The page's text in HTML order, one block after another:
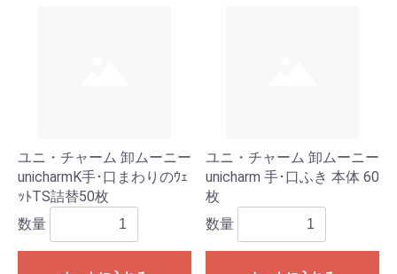
ユニ・チャーム 卸ムーニー
unicharmK手･口まわりのｳｪ
ｯﾄTS詰替50枚
数量
ユニ・チャーム 卸ムーニー
unicharm 手･口ふき 本体 60
枚
数量